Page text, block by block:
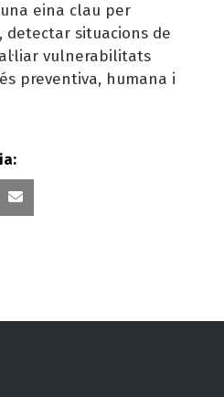
eina clau per
situacions de
vulnerabilitats
preventiva, humana i